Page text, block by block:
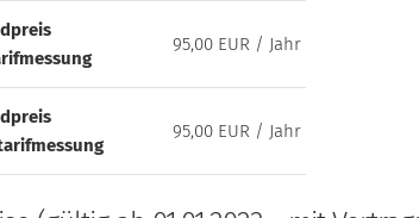
95,00 EUR / Jahr
95,00 EUR / Jahr